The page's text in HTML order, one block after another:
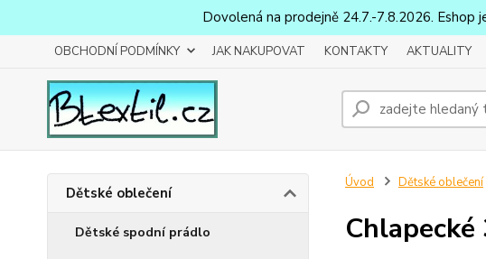
Dovolená na prodejně 24.7.-7.8.2026.
OBCHODNÍ PODMÍNKY JAK NAKUPOVAT KONTAKTY AKTUALITY
Dětské oblečení
Dětské spodní prádlo
Úvod Dětské oblečení